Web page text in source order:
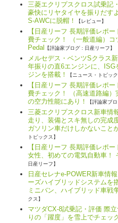
三菱エクリプスクロス試乗記
豪快にリヤタイヤを振りだす
S-AWCに脱帽！
【レビュー】
【日産リーフ 長期評価レポ
費チェック！ （一般道編）コ
Pedal
【評論家ブログ : 日産リーフ】
メルセデス・ベンツSクラス
年振りの直6エンジンに、
ジンを搭載！
【ニュース・トピック
【日産リーフ 長期評価レポ
費チェック！ （高速道路編）
の空力性能にあり！
【評論家ブ
三菱エクリプスクロス新車情
走り、装備とスキ無しの完成
ガソリン車だけしかないこと
トピックス】
【日産リーフ 長期評価レポ
女性、初めての電気自動車！
日産リーフ】
日産セレナe-POWER新車情
ーズハイブリッドシステムを
ミニバン、ハイブリッド車戦
クス】
マツダCX-8試乗記・評価 際
りの「躍度」を雪上でチェッ